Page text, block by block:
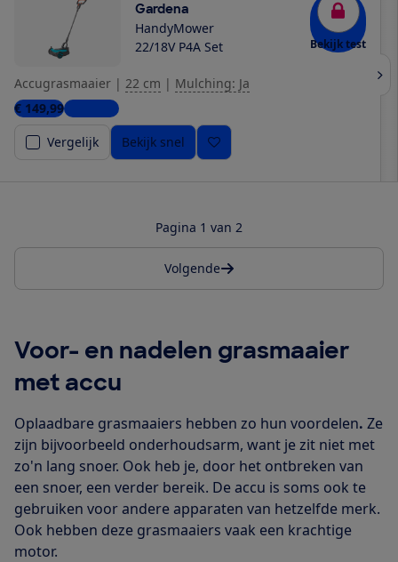
Gardena
HandyMower
22/18V P4A Set
Bekijk test
Accugrasmaaier | 22 cm | Mulching: Ja
€ 149,996 winkels
Vergelijk
Bekijk snel
Pagina 1 van 2
Volgende
Voor- en nadelen grasmaaier
met accu
Oplaadbare grasmaaiers hebben zo hun voordelen. Ze
zijn bijvoorbeeld onderhoudsarm, want je zit niet met
zo'n lang snoer. Ook heb je, door het ontbreken van
een snoer, een verder bereik. De accu is soms ook te
gebruiken voor andere apparaten van hetzelfde merk.
Ook hebben deze grasmaaiers vaak een krachtige
motor.